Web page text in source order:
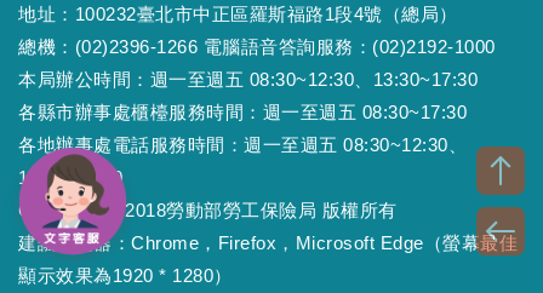
地址：100232臺北市中正區羅斯福路1段4號（總局）
總機：(02)2396-1266 電腦語音答詢服務：(02)2192-1000
本局辦公時間：週一至週五 08:30~12:30、13:30~17:30
各縣市辦事處櫃檯服務時間：週一至週五 08:30~17:30
各地辦事處電話服務時間：週一至週五 08:30~12:30、
13:30~17:30
Copyright © 2018勞動部勞工保險局 版權所有
建議瀏覽器：Chrome，Firefox，Microsoft Edge（螢幕最佳
顯示效果為1920 * 1280）